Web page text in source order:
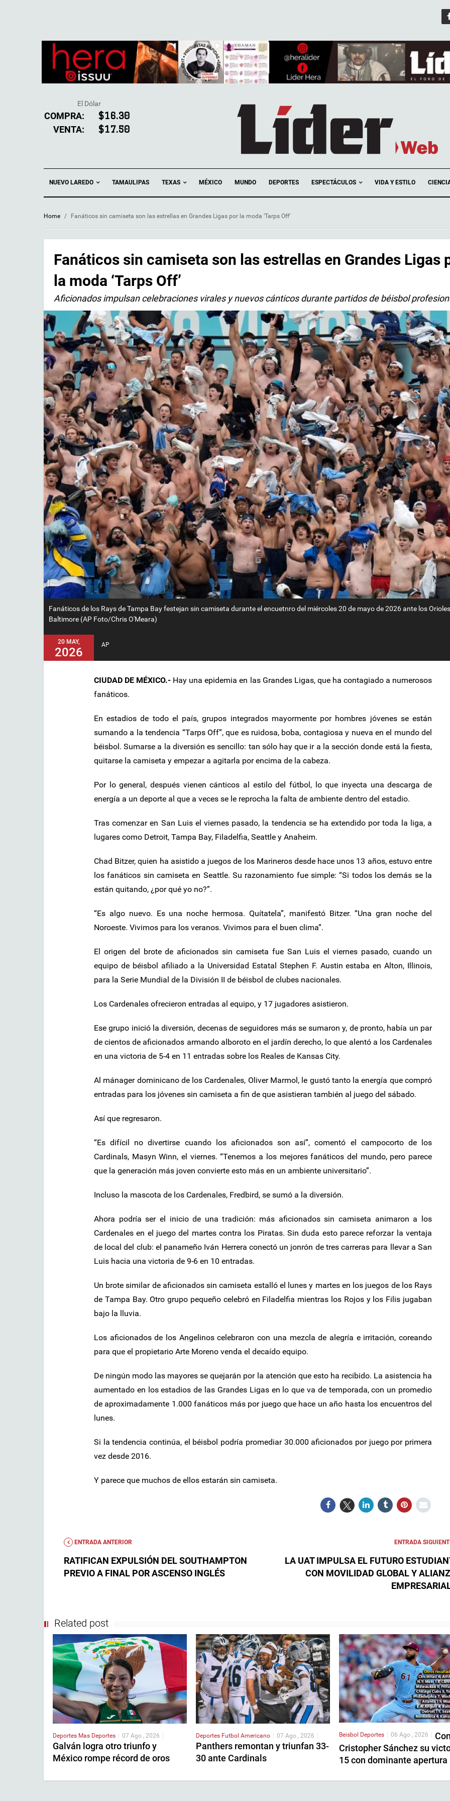
El Dólar
COMPRA: $16.30
VENTA: $17.50
NUEVO LAREDO TAMAULIPAS TEXAS MÉXICO MUNDO DEPORTES ESPECTÁCULOS VIDA Y ESTILO
Home / Fanáticos sin camiseta son las estrellas en Grandes Ligas por la moda ‘Tarps Off’
Fanáticos sin camiseta son las estrellas en Grandes Ligas
la moda ‘Tarps Off’
Aficionados impulsan celebraciones virales y nuevos cánticos durante partidos de béisbol
Fanáticos de los Rays de Tampa Bay festejan sin camiseta durante el encuetnro del miércoles 20 de mayo de 2026 ante los
Baltimore (AP Foto/Chris O'Meara)
20 MAY,
2026
AP
CIUDAD DE MÉXICO.- Hay una epidemia en las Grandes Ligas, que ha contagiado a numerosos
fanáticos.
En estadios de todo el país, grupos integrados mayormente por hombres jóvenes se están
sumando a la tendencia “Tarps Off”, que es ruidosa, boba, contagiosa y nueva en el mundo del
béisbol. Sumarse a la diversión es sencillo: tan sólo hay que ir a la sección donde está la fiesta,
quitarse la camiseta y empezar a agitarla por encima de la cabeza.
Por lo general, después vienen cánticos al estilo del fútbol, lo que inyecta una descarga de
energía a un deporte al que a veces se le reprocha la falta de ambiente dentro del estadio.
Tras comenzar en San Luis el viernes pasado, la tendencia se ha extendido por toda la liga, a
lugares como Detroit, Tampa Bay, Filadelfia, Seattle y Anaheim.
Chad Bitzer, quien ha asistido a juegos de los Marineros desde hace unos 13 años, estuvo entre
los fanáticos sin camiseta en Seattle. Su razonamiento fue simple: “Si todos los demás se la
están quitando, ¿por qué yo no?”.
“Es algo nuevo. Es una noche hermosa. Quítatela”, manifestó Bitzer. “Una gran noche del
Noroeste. Vivimos para los veranos. Vivimos para el buen clima”.
El origen del brote de aficionados sin camiseta fue San Luis el viernes pasado, cuando un
equipo de béisbol afiliado a la Universidad Estatal Stephen F. Austin estaba en Alton, Illinois,
para la Serie Mundial de la División II de béisbol de clubes nacionales.
Los Cardenales ofrecieron entradas al equipo, y 17 jugadores asistieron.
Ese grupo inició la diversión, decenas de seguidores más se sumaron y, de pronto, había un par
de cientos de aficionados armando alboroto en el jardín derecho, lo que alentó a los Cardenales
en una victoria de 5-4 en 11 entradas sobre los Reales de Kansas City.
Al mánager dominicano de los Cardenales, Oliver Marmol, le gustó tanto la energía que compró
entradas para los jóvenes sin camiseta a fin de que asistieran también al juego del sábado.
Así que regresaron.
“Es difícil no divertirse cuando los aficionados son así”, comentó el campocorto de los
Cardinals, Masyn Winn, el viernes. “Tenemos a los mejores fanáticos del mundo, pero parece
que la generación más joven convierte esto más en un ambiente universitario”.
Incluso la mascota de los Cardenales, Fredbird, se sumó a la diversión.
Ahora podría ser el inicio de una tradición: más aficionados sin camiseta animaron a los
Cardenales en el juego del martes contra los Piratas. Sin duda esto parece reforzar la ventaja
de local del club: el panameño Iván Herrera conectó un jonrón de tres carreras para llevar a San
Luis hacia una victoria de 9-6 en 10 entradas.
Un brote similar de aficionados sin camiseta estalló el lunes y martes en los juegos de los Rays
de Tampa Bay. Otro grupo pequeño celebró en Filadelfia mientras los Rojos y los Filis jugaban
bajo la lluvia.
Los aficionados de los Angelinos celebraron con una mezcla de alegría e irritación, coreando
para que el propietario Arte Moreno venda el decaído equipo.
De ningún modo las mayores se quejarán por la atención que esto ha recibido. La asistencia ha
aumentado en los estadios de las Grandes Ligas en lo que va de temporada, con un promedio
de aproximadamente 1.000 fanáticos más por juego que hace un año hasta los encuentros del
lunes.
Si la tendencia continúa, el béisbol podría promediar 30.000 aficionados por juego por primera
vez desde 2016.
Y parece que muchos de ellos estarán sin camiseta.
ENTRADA ANTERIOR
RATIFICAN EXPULSIÓN DEL SOUTHAMPTON
PREVIO A FINAL POR ASCENSO INGLÉS
ENTRADA
LA UAT IMPULSA EL FUTURO
CON MOVILIDAD GLOBAL Y
Related post
Deportes Mas Deportes 07 Ago , 2026
Galván logra otro triunfo y
México rompe récord de oros
Deportes Futbol Americano 07 Ago , 2026
Panthers remontan y triunfan 33-
30 ante Cardinals
Beisbol Deportes | 06 Ago , 2026 |
Cristopher Sánchez su
15 con dominante apertura